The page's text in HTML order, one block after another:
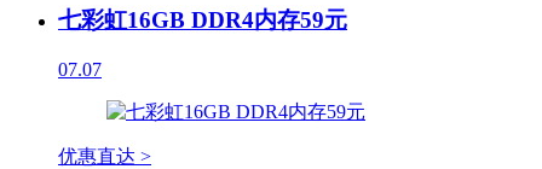
七彩虹16GB DDR4内存59元
07.07
优惠直达 >